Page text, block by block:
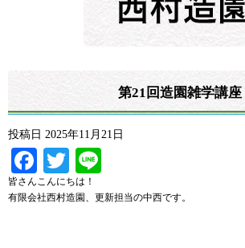
第21回造園雑学講座
投稿日 2025年11月21日
Facebook
Twitter
皆さんこんにちは！
有限会社西村造園、更新担当の中西です。